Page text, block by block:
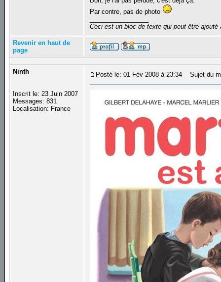
Par contre, pas de photo
Ceci est un bloc de texte qui peut être
Revenir en haut de
page
Ninth
Inscrit le: 23 Juin 2007
Messages: 831
Localisation: France
Posté le: 01 Fév 2008 à 23:34 Sujet du